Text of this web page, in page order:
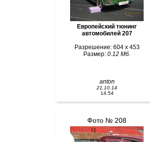
Европейский тюнинг
автомобилей 207
Разрешение: 604 x 453
Размер: 0.12 Мб.
anton
21.10.14
14:54
Фото № 208